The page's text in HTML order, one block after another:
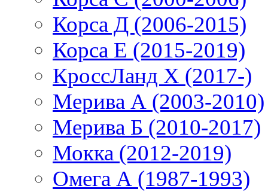
Корса Д (2006-2015)
Корса E (2015-2019)
КроссЛанд X (2017-)
Мерива А (2003-2010)
Мерива Б (2010-2017)
Мокка (2012-2019)
Омега А (1987-1993)